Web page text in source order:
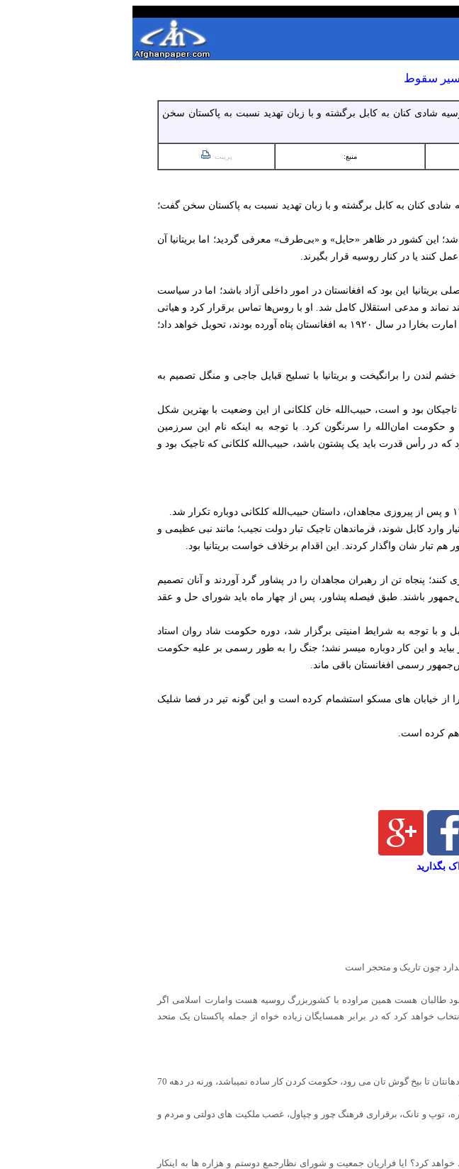
سقوط
شادی کنان به کابل برگشته و با زبان تهدید نسبت به پاکستان سخن
منبع: پرینت
شادی کنان به کابل برگشته و با زبان تهدید نسبت به پاکستان سخن گفت؛
افغانستان کنونی ترسیم شد؛ این کشور در ظاهر «حایل» و «بی‌طرف» معرفی گردید؛ اما بریتانیا آن
یا در کنار روسیه قرار بگیرند.
بریتانیا این بود که افغانستان در امور داخلی آزاد باشد؛ اما در سیاست
نماند و مدعی استقلال کامل شد. او با روس‌ها تماس برقرار کرد و هیاتی
را به بخارا فرستاد و به آنان تعهد داد که مخالفان مسلح روسیه را که پس از سقوط امارت بخارا در سال ۱۹۲۰ به افغانستان پناه آورده بودند، تحویل خواهد داد؛
لندن را برانگیخت و بریتانیا با تسلیح قبایل جاجی و منگل تصمیم به
بود و است، حبیب‌الله خان کلکانی از این وضعیت با بهترین شکل
امان‌الله را سرنگون کرد. با توجه به اینکه نام این سرزمین
که در رأس قدرت باید یک پشتون باشد، حبیب‌الله کلکانی که تاجیک بود و
وارد کابل شوند، فرماندهان تاجیک‌ تبار دولت نجیب؛ مانند نبی عظیمی و
تبار شان واگذار کردند. این اقدام برخلاف خواست بریتانیا بود.
پنجاه تن از رهبران مجاهدان را در پشاور گرد آوردند و آنان تصمیم
باشند. طبق فیصله پشاور، پس از چهار ماه باید شورای حل و عقد
و با توجه به شرایط امنیتی برگزار شد، دوره حکومت شاد روان استاد
روی کار بیاید و این کار دوباره میسر نشد؛ جنگ را به‌ طور رسمی بر علیه حکومت
از خیابان های مسکو استشمام کرده است و این گونه تیر در فضا شلیک
کرده است.
بگذارید
چون تاریک و متحجر است
طالبان هست همین مراوده با کشوربزرگ روسیه هست وامارت اسلامی اگر
خواهد کرد که در برابر همسایگان زیاده خواه از جمله پاکستان یک متحد
شما عمرتان را در نشخوار افكار تجزيه طلبانه و ستمى گذشتاندید! شما تاجیک می گویید و دهانتان تا بیخ گوش تان می رود، حکومت کردن کار ساده نمیباشد، ورنه در دهه 70
توپ و تانک، برقراری فرهنگ چور و چپاول، غصب ملکیت های دولتی و مردم و
کرد؟ ایا فراریان جمعیت و شورای نظارجمع دوستم و هزاره ها به اینکار